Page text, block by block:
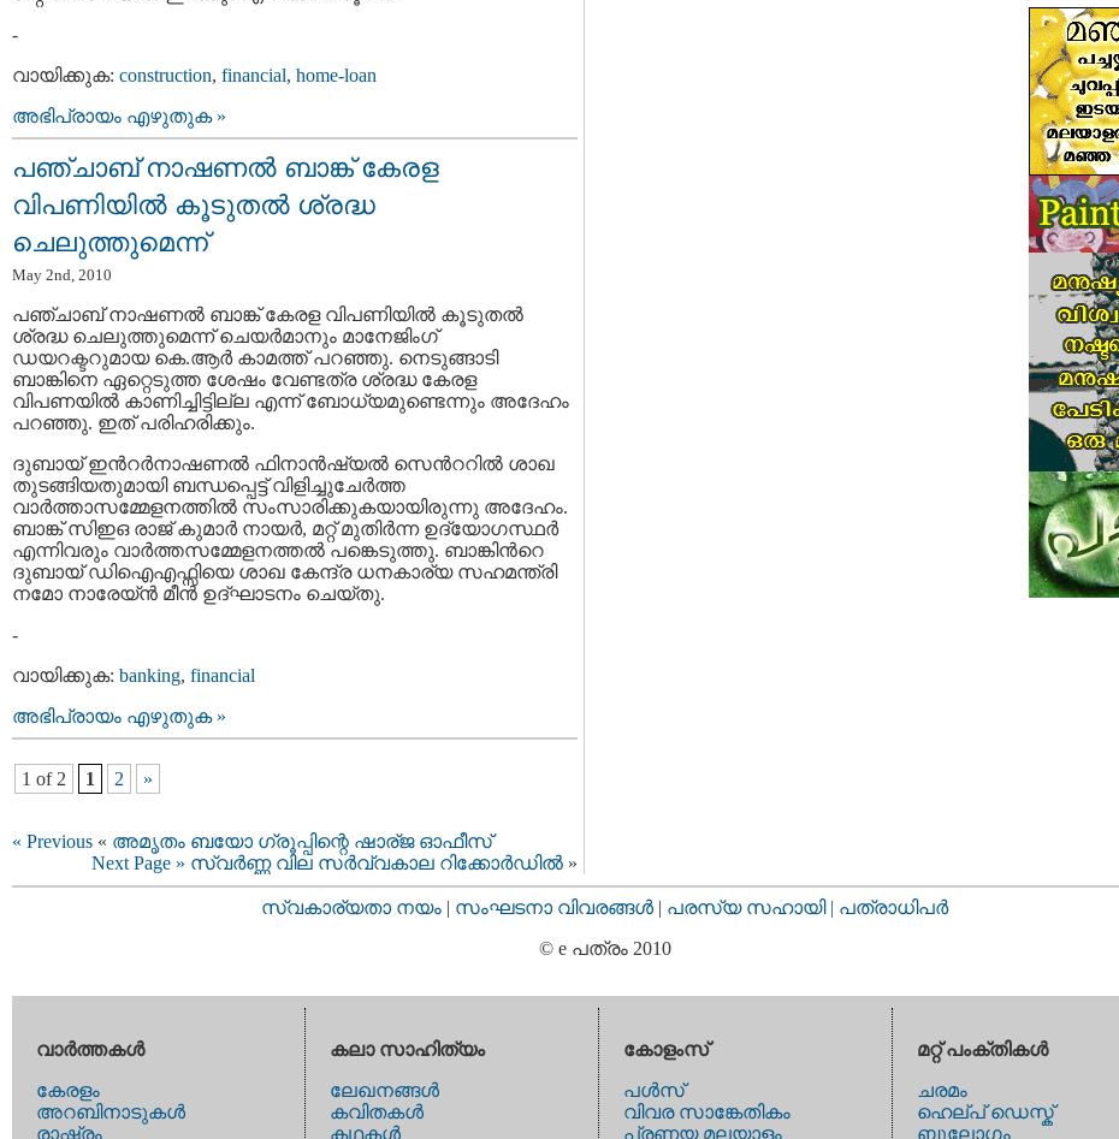
-
വായിക്കുക: construction, financial, home-loan
അഭിപ്രായം എഴുതുക »
പഞ്ചാബ് നാഷണല്‍ ബാങ്ക് കേരള
വിപണിയില്‍ കൂടുതല്‍ ശ്രദ്ധ
ചെലുത്തുമെന്ന്
May 2nd, 2010
പഞ്ചാബ് നാഷണല്‍ ബാങ്ക് കേരള വിപണിയില്‍ കൂടുതല്‍
ശ്രദ്ധ ചെലുത്തുമെന്ന് ചെയര്‍മാനും മാനേജിംഗ്
ഡയറക്ടറുമായ കെ.ആര്‍ കാമത്ത് പറഞ്ഞു. നെടുങ്ങാടി
ബാങ്കിനെ ഏറ്റെടുത്ത ശേഷം വേണ്ടത്ര ശ്രദ്ധ കേരള
വിപണയില്‍ കാണിച്ചിട്ടില്ല എന്ന് ബോധ്യമുണ്ടെന്നും അദേഹം
പറഞ്ഞു. ഇത് പരിഹരിക്കും.
ദുബായ് ഇന്‍റര്‍നാഷണല്‍ ഫിനാന്‍ഷ്യല്‍ സെന്‍ററില്‍ ശാഖ
തുടങ്ങിയതുമായി ബന്ധപ്പെട്ട് വിളിച്ചുചേര്‍ത്ത
വാര്‍ത്താസമ്മേളനത്തില്‍ സംസാരിക്കുകയായിരുന്നു അദേഹം.
ബാങ്ക് സിഇഒ രാജ് കുമാര്‍ നായര്‍, മറ്റ് മുതിര്‍ന്ന ഉദ്യോഗസ്ഥര്‍
എന്നിവരും വാര്‍ത്തസമ്മേളനത്തല്‍ പങ്കെടുത്തു. ബാങ്കിന്‍റെ
ദുബായ് ഡിഐഎഫ്സിയെ ശാഖ കേന്ദ്ര ധനകാര്യ സഹമന്ത്രി
നമോ നാരേയ്ന്‍ മീന്‍ ഉദ്ഘാടനം ചെയ്തു.
-
വായിക്കുക: banking, financial
അഭിപ്രായം എഴുതുക »
1 of 2 1 2 »
« Previous « അമൃതം ബയോ ഗ്രൂപ്പിന്റെ ഷാര്ജ ഓഫീസ്
Next Page » സ്വര്‍ണ്ണ വില സര്‍വ്വകാല റിക്കോര്‍ഡില്‍ »
സ്വകാര്യതാ നയം | സംഘടനാ വിവരങ്ങള്‍ | പരസ്യ സഹായി | പത്രാധിപര്‍
© e പത്രം 2010
വാര്‍ത്തകള്‍
കേരളം
അറബിനാടുകള്‍
രാഷ്ട്രം
കലാ സാഹിത്യം
ലേഖനങ്ങള്‍
കവിതകള്‍
കഥകള്‍
കോളംസ്
പള്‍സ്
വിവര സാങ്കേതികം
പ്രണയ മലയാളം
മറ്റ് പംക്തികള്‍
ചരമം
ഹെല്പ് ഡെസ്ക്
ബൂലോഗം